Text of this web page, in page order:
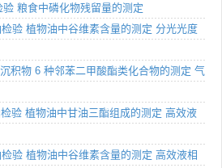
粮食中磷化物残留量的测定
验 植物油中谷维素含量的测定 分光光度
积物 6 种邻苯二甲酸酯类化合物的测定 气
验 植物油中甘油三酯组成的测定 高效液
验 植物油中谷维素含量的测定 高效液相